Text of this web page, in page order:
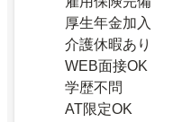
厚生年金加入
介護休暇あり
WEB面接OK
学歴不問
AT限定OK